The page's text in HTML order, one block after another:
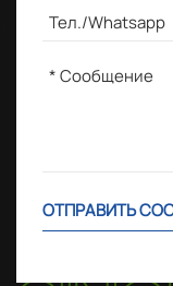
ОТПРАВИТЬ